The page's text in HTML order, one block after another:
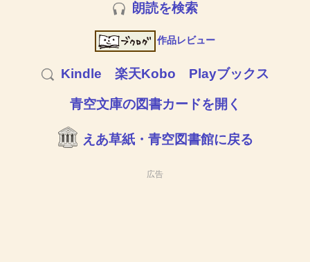
朗読を検索
作品レビュー
Kindle 楽天Kobo Playブックス
青空文庫の図書カードを開く
えあ草紙・青空図書館に戻る
広告